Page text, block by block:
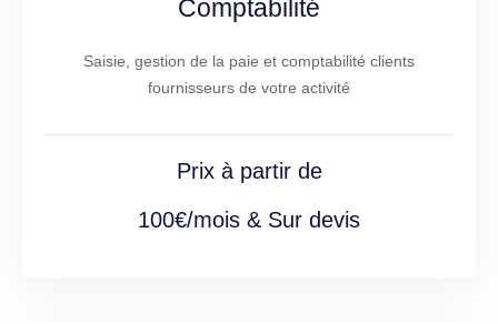
Comptabilité
Saisie, gestion de la paie et comptabilité clients
fournisseurs de votre activité
Prix à partir de
100€/mois & Sur devis